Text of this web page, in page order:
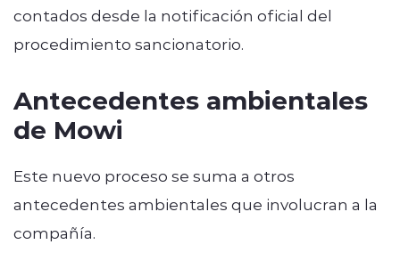
contados desde la notificación oficial del
procedimiento sancionatorio.
Antecedentes ambientales
de Mowi
Este nuevo proceso se suma a otros
antecedentes ambientales que involucran a la
compañía.